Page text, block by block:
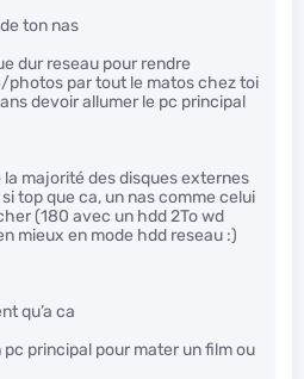
ton nas
dur reseau pour rendre
par tout le matos chez toi
devoir allumer le pc principal
majorité des disques externes
top que ca, un nas comme celui
(180 avec un hdd 2To wd
mieux en mode hdd reseau :)
qu’a ca
pc principal pour mater un film ou